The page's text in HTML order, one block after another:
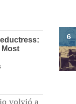
volvió a
6